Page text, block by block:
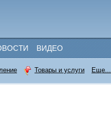
ВИДЕО
Товары и услуги Еще...